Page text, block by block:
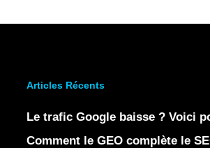
Articles Récents
Le trafic Google baisse ? Voici
Comment le GEO complète le